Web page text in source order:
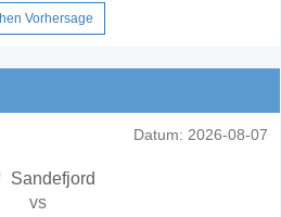
Vorhersage
Datum: 2026-08-07
Sandefjord
vs